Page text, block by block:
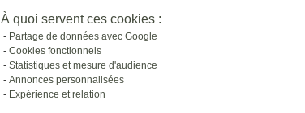
À quoi servent ces cookies :
Partage de données avec Google
Cookies fonctionnels
Statistiques et mesure d'audience
Annonces personnalisées
Expérience et relation
Axeptio consent
St-priest